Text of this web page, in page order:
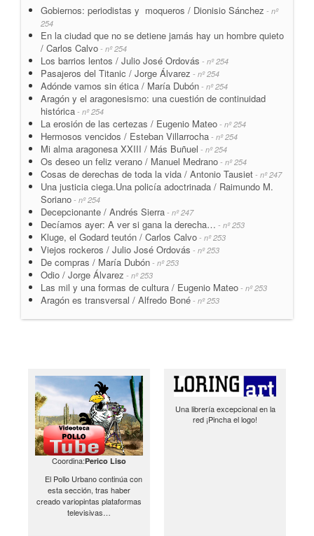
Gobiernos: periodistas y moqueros / Dionisio Sánchez - nº
254
En la ciudad que no se detiene jamás hay un hombre quieto
/ Carlos Calvo - nº 254
Los barrios lentos / Julio José Ordovás - nº 254
Pasajeros del Titanic / Jorge Álvarez - nº 254
Adónde vamos sin ética / María Dubón - nº 254
Aragón y el aragonesismo: una cuestión de continuidad
histórica - nº 254
La erosión de las certezas / Eugenio Mateo - nº 254
Hermosos vencidos / Esteban Villarrocha - nº 254
Mi alma aragonesa XXIII / Más Buñuel - nº 254
Os deseo un feliz verano / Manuel Medrano - nº 254
Cosas de derechas de toda la vida / Antonio Tausiet - nº 247
Una justicia ciega.Una policía adoctrinada / Raimundo M.
Soriano - nº 254
Decepcionante / Andrés Sierra - nº 247
Decíamos ayer: A ver si gana la derecha… - nº 253
Kluge, el Godard teutón / Carlos Calvo - nº 253
Viejos rockeros / Julio José Ordovás - nº 253
De compras / María Dubón - nº 253
Odio / Jorge Álvarez - nº 253
Las mil y una formas de cultura / Eugenio Mateo - nº 253
Aragón es transversal / Alfredo Boné - nº 253
Coordina:Perico Liso
El Pollo Urbano continúa con
esta sección, tras haber
creado variopintas plataformas
televisivas…
Una librería excepcional en la
red ¡Pincha el logo!